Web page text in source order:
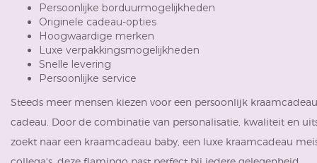
Persoonlijke borduurmogelijkheden
Originele cadeau-opties
Hoogwaardige merken
Luxe verpakkingsmogelijkheden
Snelle levering
Persoonlijke service
Steeds meer mensen kiezen voor een persoonlijk
cadeau. Door de combinatie van personalisatie, kwaliteit en
zoekt naar een kraamcadeau baby, een luxe kraamcadeau